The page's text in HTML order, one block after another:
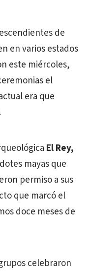
de
en varios estados
este miércoles,
el
era que
El Rey,
mayas que
permiso a sus
que marcó el
doce meses de
celebraron